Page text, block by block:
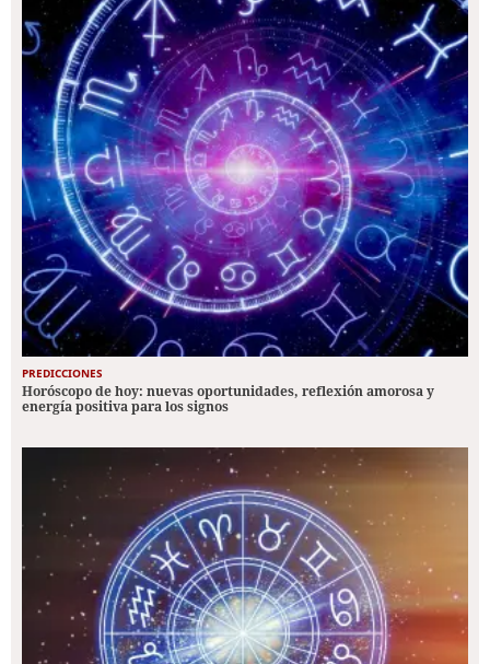
PREDICCIONES
Horóscopo de hoy: nuevas oportunidades, reflexión amorosa y
energía positiva para los signos